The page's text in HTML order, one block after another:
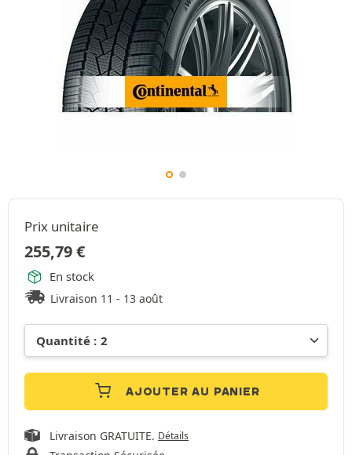
Prix unitaire
255,79€
En stock
Livraison 11 - 13 août
AJOUTER AU PANIER
Livraison GRATUITE. Détails